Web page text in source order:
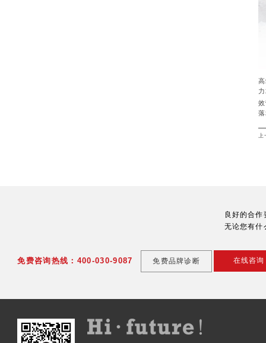
良好的合
无论您有什
免费咨询热线：400-030-9087 免费品牌诊断 在线咨询